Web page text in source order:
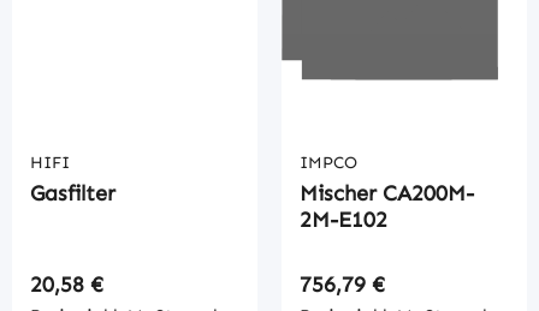
HIFI
Gasfilter
Regulärer Preis:
20,58 €
IMPCO
Mischer CA200M-
2M-E102
Regulärer Preis:
756,79 €